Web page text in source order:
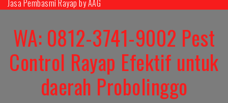
Skip
content
Jasa Pembasmi Rayap by AAG
WA: 0812-3741-9002 Pest
Control Rayap Efektif untuk
daerah Probolinggo